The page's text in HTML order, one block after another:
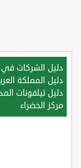
دليل الشركات في
دليل المملكة
دليل تيلفونات
مركز الخضراء